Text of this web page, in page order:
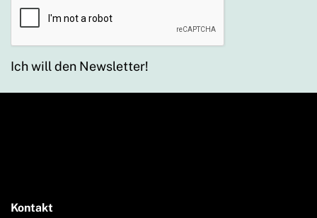
Ich will den Newsletter!
Kontakt